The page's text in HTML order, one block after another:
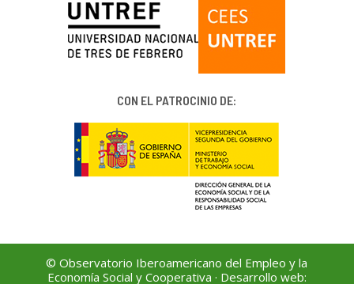
CON EL PATROCINIO DE:
© Observatorio Iberoamericano del Empleo y la
Economía Social y Cooperativa · Desarrollo web: